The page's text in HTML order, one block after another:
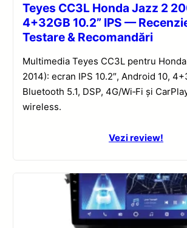
Teyes CC3L Honda Jazz 2
4+32GB 10.2” IPS —
Testare & Recomandări
Multimedia Teyes CC3L pentru
2014): ecran IPS 10.2″, Android 10,
Bluetooth 5.1, DSP, 4G/Wi‑Fi și
wireless.
Vezi review!